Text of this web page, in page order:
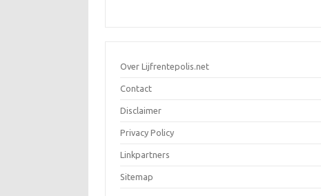
Over Lijfrentepolis.net
Contact
Disclaimer
Privacy Policy
Linkpartners
Sitemap